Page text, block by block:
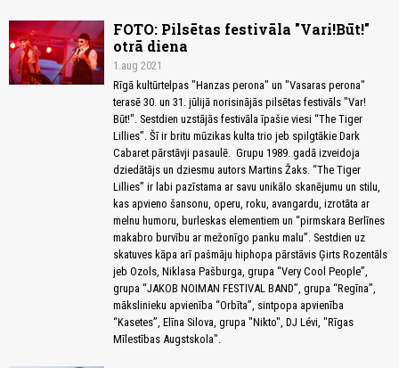
FOTO: Pilsētas festivāla "Vari!Būt!"
otrā diena
1.aug 2021
Rīgā kultūrtelpas "Hanzas perona" un "Vasaras perona"
terasē 30. un 31. jūlijā norisinājās pilsētas festivāls "Var!
Būt!". Sestdien uzstājās festivāla īpašie viesi “The Tiger
Lillies”. Šī ir britu mūzikas kulta trio jeb spilgtākie Dark
Cabaret pārstāvji pasaulē. Grupu 1989. gadā izveidoja
dziedātājs un dziesmu autors Martins Žaks. “The Tiger
Lillies” ir labi pazīstama ar savu unikālo skanējumu un stilu,
kas apvieno šansonu, operu, roku, avangardu, izrotāta ar
melnu humoru, burleskas elementiem un “pirmskara Berlīnes
makabro burvību ar mežonīgo panku malu”. Sestdien uz
skatuves kāpa arī pašmāju hiphopa pārstāvis Ģirts Rozentāls
jeb Ozols, Niklasa Pašburga, grupa “Very Cool People”,
grupa “JAKOB NOIMAN FESTIVAL BAND”, grupa “Regīna”,
mākslinieku apvienība “Orbīta”, sintpopa apvienība
“Kasetes”, Elīna Silova, grupa "Nikto", DJ Lévi, "Rīgas
Mīlestības Augstskola".